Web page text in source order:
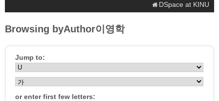
DSpace at KINU
Browsing byAuthor이영학
Jump to:
or enter first few letters: